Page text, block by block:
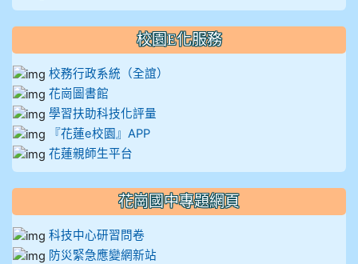
校園E化服務
校務行政系統（全誼）
花崗圖書館
學習扶助科技化評量
『花蓮e校園』APP
花蓮親師生平台
花崗國中專題網頁
科技中心研習問卷
防災緊急應變網新站